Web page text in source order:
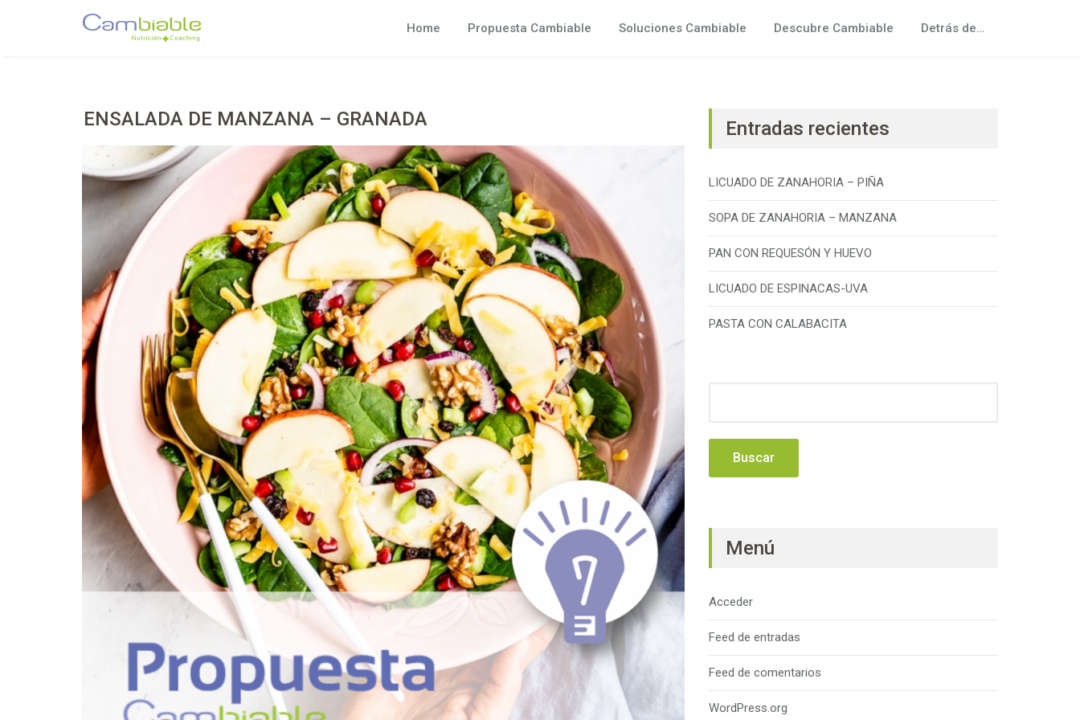
Home Propuesta Cambiable Soluciones Cambiable Descubre Cambiable Detrás de…
ENSALADA DE MANZANA – GRANADA Entradas recientes
LICUADO DE ZANAHORIA – PIÑA
SOPA DE ZANAHORIA – MANZANA
PAN CON REQUESÓN Y HUEVO
LICUADO DE ESPINACAS-UVA
PASTA CON CALABACITA
Menú
Acceder
Feed de entradas
Feed de comentarios
WordPress.org